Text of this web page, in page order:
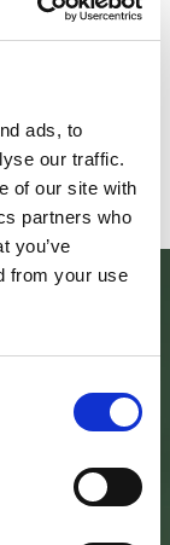
ads, to
our traffic.
of our site with
partners who
you’ve
from your use
Dall’11 al 19